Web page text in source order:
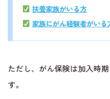
扶養家族がいる方
家族にがん経験者がいる
ただし、がん保険は加入時
す。